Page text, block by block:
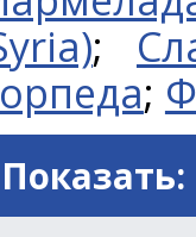
;
;
Показать: